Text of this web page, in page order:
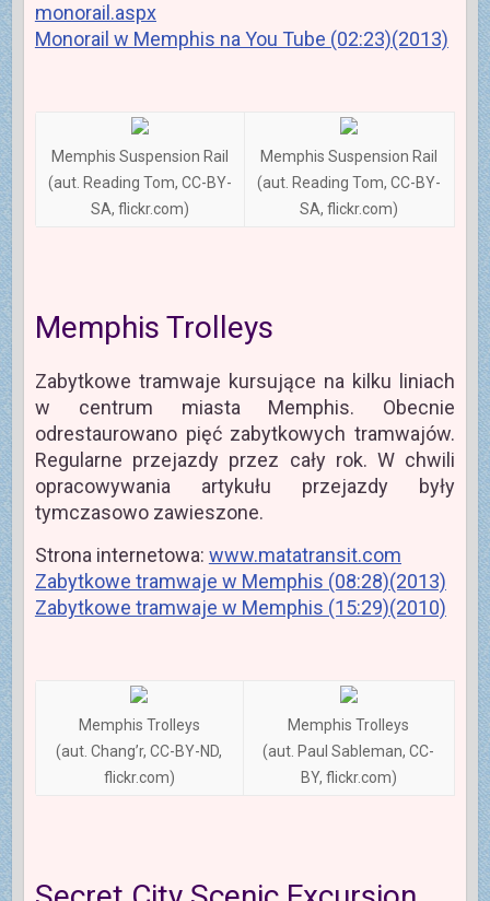
monorail.aspx
Monorail w Memphis na You Tube (02:23)(2013)
Memphis Suspension Rail
(aut. Reading Tom, CC-BY-
SA, flickr.com)
Memphis Suspension Rail
(aut. Reading Tom, CC-BY-
SA, flickr.com)
Memphis Trolleys
Zabytkowe tramwaje kursujące na kilku liniach
w centrum miasta Memphis. Obecnie
odrestaurowano pięć zabytkowych tramwajów.
Regularne przejazdy przez cały rok. W chwili
opracowywania artykułu przejazdy były
tymczasowo zawieszone.
Strona internetowa: www.matatransit.com
Zabytkowe tramwaje w Memphis (08:28)(2013)
Zabytkowe tramwaje w Memphis (15:29)(2010)
Memphis Trolleys
(aut. Chang’r, CC-BY-ND,
flickr.com)
Memphis Trolleys
(aut. Paul Sableman, CC-
BY, flickr.com)